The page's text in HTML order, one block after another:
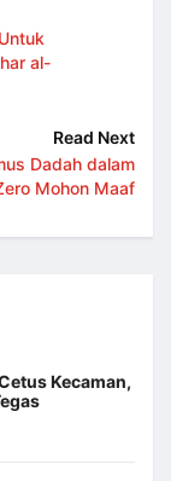
al-
Read Next
Dadah dalam
Mohon Maaf
Kecaman,